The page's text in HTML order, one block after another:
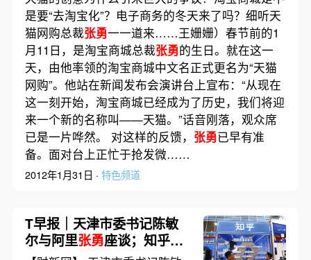
是要“去淘宝化”？电子商务的冬天来了吗？细听天
猫网购总裁张勇一一道来……王姗姗）春节前的1
月11日，是淘宝商城总裁张勇的生日。就在这一
天，由他率领的淘宝商城中文名正式更名为“天猫
网购”。他站在新闻发布会演讲台上宣布：“从现在
这一刻开始，淘宝商城已经成为了历史，我们将迎
来一个新的名称叫——天猫。”话音刚落，观众席
已是一片哗然。 对这样的反馈， 张勇已早有准
备。面对台上正忙于抢发微……
2012年1月31日 · 特色频道
T早报｜天津市委书记陈敏
尔与阿里张勇座谈；知乎发